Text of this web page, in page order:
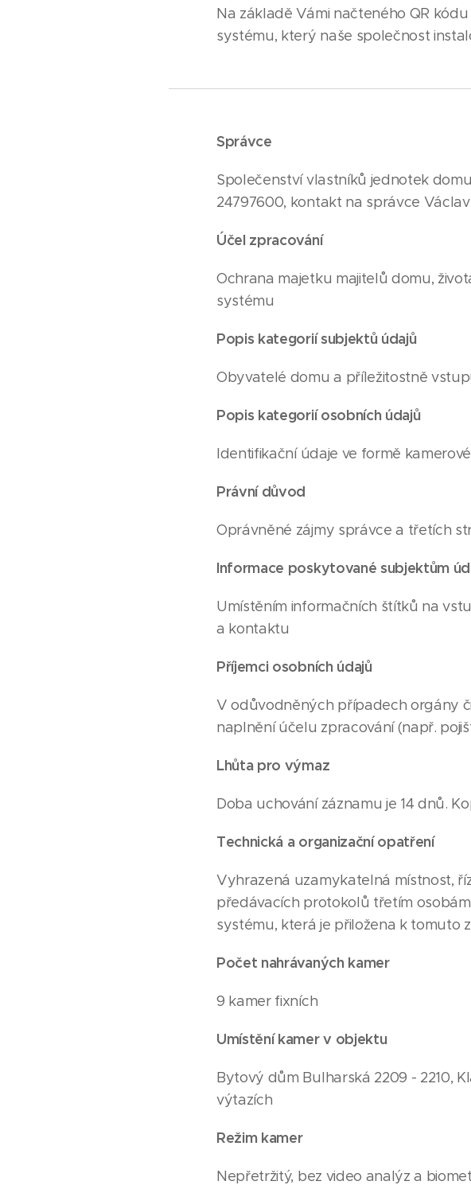
Na základě Vámi načteného QR
systému, který naše společnost
Správce
Společenství vlastníků jednotek
24797600, kontakt na správce
Účel zpracování
Ochrana majetku majitelů domu,
systému
Popis kategorií subjektů údajů
Obyvatelé domu a příležitostně
Popis kategorií osobních údajů
Identifikační údaje ve formě
Právní důvod
Oprávněné zájmy správce a třetích
Informace poskytované subjektům
Umístěním informačních štítků na
a kontaktu
Příjemci osobních údajů
V odůvodněných případech orgány
naplnění účelu zpracování (např.
Lhůta pro výmaz
Doba uchování záznamu je 14 dnů.
Technická a organizační opatření
Vyhrazená uzamykatelná místnost,
předávacích protokolů třetím
systému, která je přiložena k tomuto
Počet nahrávaných kamer
9 kamer fixních
Umístění kamer v objektu
Bytový dům Bulharská 2209 - 2210,
výtazích
Režim kamer
Nepřetržitý, bez video analýz a